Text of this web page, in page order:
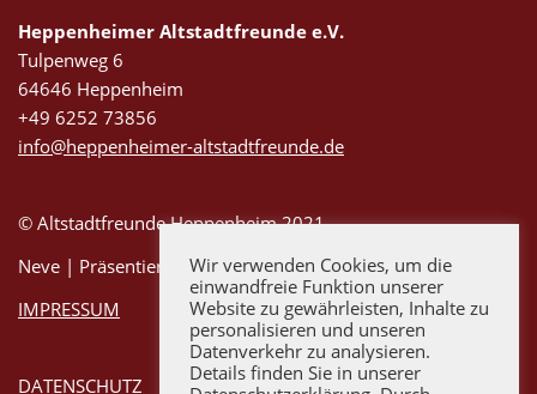
Heppenheimer Altstadtfreunde e.V.
Tulpenweg 6
64646 Heppenheim
+49 6252 73856
info@heppenheimer-altstadtfreunde.de
© Altstadtfreunde Heppenheim 2021
Neve | Präsentiert vonWordPress
IMPRESSUM
DATENSCHUTZ
Wir verwenden Cookies, um die
einwandfreie Funktion unserer
Website zu gewährleisten, Inhalte zu
personalisieren und unseren
Datenverkehr zu analysieren.
Details finden Sie in unserer